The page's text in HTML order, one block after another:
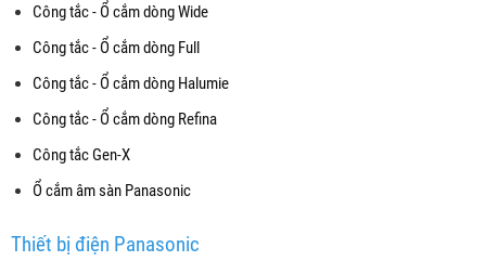
Công tắc - Ổ cắm dòng Wide
Công tắc - Ổ cắm dòng Full
Công tắc - Ổ cắm dòng Halumie
Công tắc - Ổ cắm dòng Refina
Công tắc Gen-X
Ổ cắm âm sàn Panasonic
Thiết bị điện Panasonic